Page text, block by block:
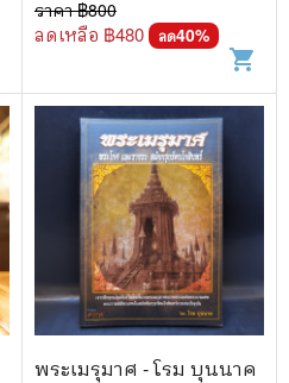
ราคา ฿800
ลดเหลือ ฿480 ลด40%
shopping_cart
พระเมรุมาศ - โรม บุนนาค